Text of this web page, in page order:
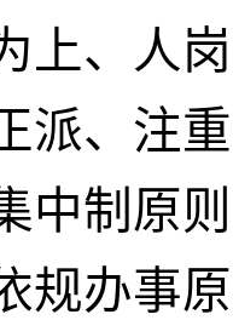
上、人
派、注
中制原
规办事